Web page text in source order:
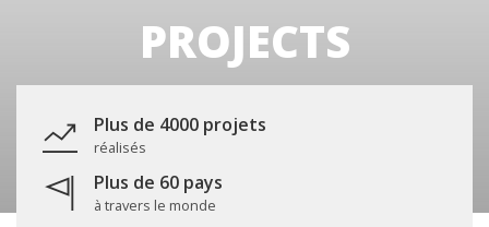
PROJECTS
Plus de 4000 projets
réalisés
Plus de 60 pays
à travers le monde